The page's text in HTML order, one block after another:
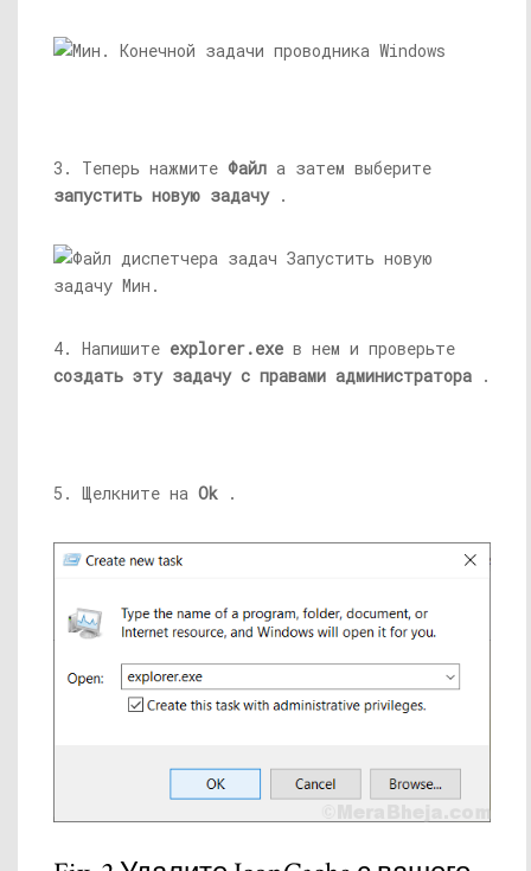
3. Теперь нажмите Файл а затем выберите
запустить новую задачу.
4. Напишите explorer.exe в нем и проверьте
создать эту задачу с правами администратора .
5. Щелкните на Ok .